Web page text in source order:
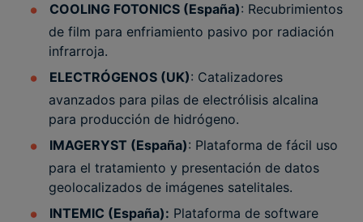
COOLING FOTONICS (España): Recubrimientos
de film para enfriamiento pasivo por radiación
infrarroja.
ELECTRÓGENOS (UK): Catalizadores
avanzados para pilas de electrólisis alcalina
para producción de hidrógeno​.
IMAGERYST (España): Plataforma de fácil uso
para el tratamiento y presentación de datos
geolocalizados de imágenes satelitales.
INTEMIC (España): Plataforma de software